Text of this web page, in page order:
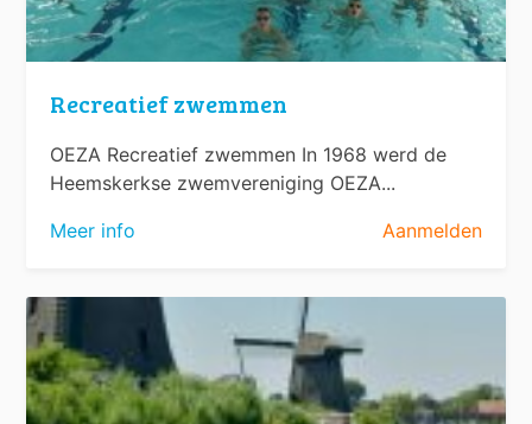
Recreatief zwemmen
OEZA Recreatief zwemmen In 1968 werd de
Heemskerkse zwemvereniging OEZA...
Meer info
Aanmelden